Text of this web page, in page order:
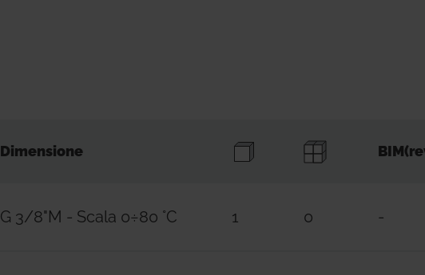
Dimensione
G 3/8"M - Scala 0÷80 °C 1 0 -